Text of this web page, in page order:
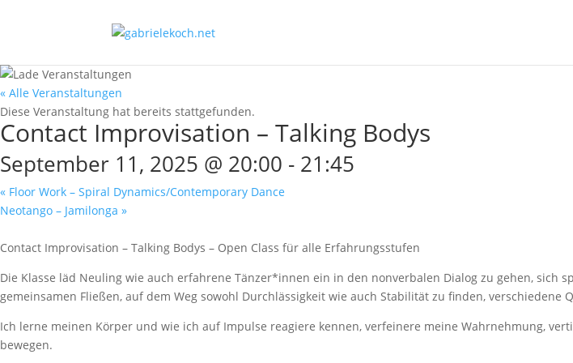
« Alle Veranstaltungen
Diese Veranstaltung hat bereits stattgefunden.
Contact Improvisation – Talking Bodys
September 11, 2025 @ 20:00 - 21:45
« Floor Work – Spiral Dynamics/Contemporary Dance
Neotango – Jamilonga »
Contact Improvisation – Talking Bodys – Open Class für alle Erfahrungsstufen
Die Klasse läd Neuling wie auch erfahrene Tänzer*innen ein in den nonverbalen Dialog zu gehen,
gemeinsamen Fließen, auf dem Weg sowohl Durchlässigkeit wie auch Stabilität zu finden,
Ich lerne meinen Körper und wie ich auf Impulse reagiere kennen, verfeinere meine Wahrnehmung,
bewegen.